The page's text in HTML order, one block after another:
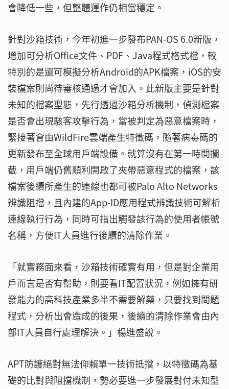
會降低一些，但整體運作仍相當穩定。
針對沙箱技術，今年初進一步發布PAN-OS 6.0新版，
增加可分析Office文件、PDF、Java程式格式檔，較
特別的是還可模擬分析Android的APK檔案，iOS的安
裝檔案則尚待審核通過才會加入。此新版主要是針對
未知的檔案型態，先行透過沙箱分析機制，偵測檔案
是否會出現駭客攻擊行為，當被判定為惡意檔案時，
緊接著會由WildFire雲端產生特徵碼，隨著病毒碼的
更新發布至全球用戶端設備。就算沒有在第一時間攔
截，用戶端仍舊順利開啟了夾帶惡意程式的檔案，該
檔案後續所產生的連線也都可被Palo Alto Networks
辨識阻擋，且內建的App-ID應用程式辨識技術可解析
連線執行行為，同時可指出觸發該行為的使用者帳號
名稱，方便IT人員進行後續的清除作業。
「就實務面來看，沙箱技術確實有用，但是對企業用
戶而言是否有幫助，則要看IT配置狀況，例如擁有研
發能力的高科技產業多半不需要解藥，只要找到問題
程式，分析出會造成的後果，後續的清除作業會由內
部IT人員自行處理解決。」楊進盛說。
APT防護絕對無法仰賴單一技術抵擋，以特徵碼為基
礎的比對與阻擋機制，勢必要進一步發展對付未知型